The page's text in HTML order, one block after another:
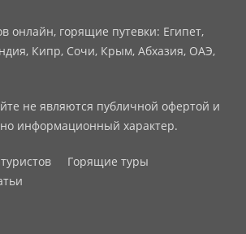
онлайн, горящие путевки: Египет,
Кипр, Сочи, Крым, Абхазия, ОАЭ,
не являются публичной офертой и
информационный характер.
Горящие туры